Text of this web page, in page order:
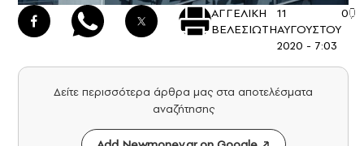
ΑΓΓΕΛΙΚΗ
ΒΕΛΕΣΙΩΤΗ
11
ΑΥΓΟΥΣΤΟΥ
2020 - 7:03
0
Δείτε περισσότερα άρθρα μας στα αποτελέσματα
αναζήτησης